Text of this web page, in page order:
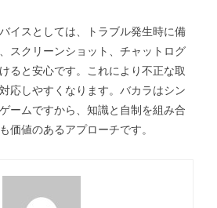
イスとしては、トラブル発生時に備
スクリーンショット、チャットログ
ると安心です。これにより不正な取
応しやすくなります。バカラはシン
ームですから、知識と自制を組み合
価値のあるアプローチです。